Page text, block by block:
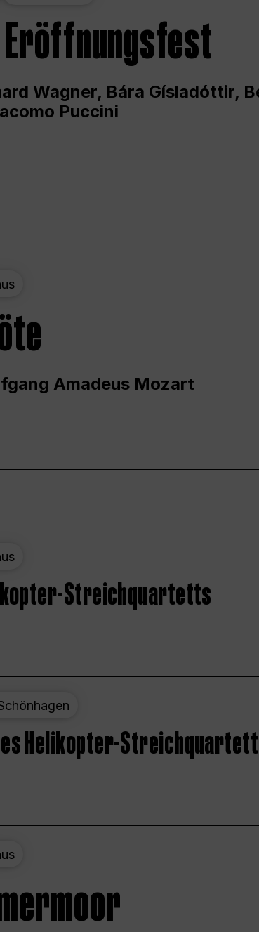
Wagner, Bára Gísladóttir,
Puccini
Amadeus Mozart
Streichquartetts
Helikopter-